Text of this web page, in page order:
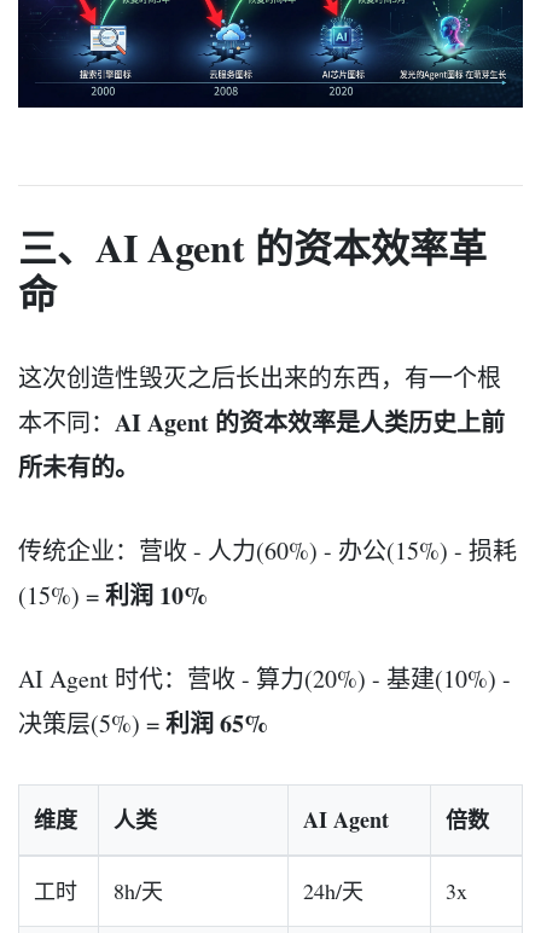
三、AI Agent 的资本效率革
命
这次创造性毁灭之后长出来的东西，有一个根
本不同： AI Agent 的资本效率是人类历史上前
所未有的。
传统企业：营收 - 人力(60%) - 办公(15%) - 损耗
(15%) =利润 10%
AI Agent 时代：营收 - 算力(20%) - 基建(10%) -
决策层(5%) =利润 65%
维度 人类 AI Agent 倍数
工时 8h/天 24h/天 3x